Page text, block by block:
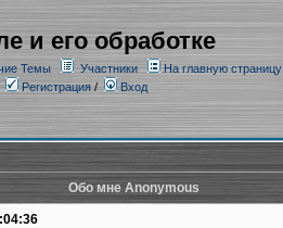
и его обработке
Темы Участники
На главную страницу
Регистрация/ Вход
Обо мне Anonymous